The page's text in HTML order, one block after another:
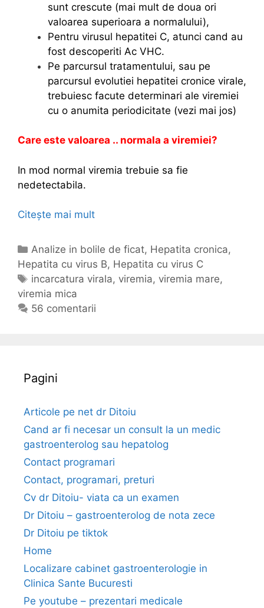
sunt crescute (mai mult de doua ori
valoarea superioara a normalului),
Pentru virusul hepatitei C, atunci cand au
fost descoperiti Ac VHC.
Pe parcursul tratamentului, sau pe
parcursul evolutiei hepatitei cronice virale,
trebuiesc facute determinari ale viremiei
cu o anumita periodicitate (vezi mai jos)
Care este valoarea .. normala a viremiei?
In mod normal viremia trebuie sa fie
nedetectabila.
Citește mai mult
r
e
m
a
t
t
e
f
o
r
u
C
a
t
e
g
Analize in bolile de ficat, Hepatita cronica,
Hepatita cu virus B, Hepatita cu virus C
E
t
i
e
incarcatura virala, viremia, viremia mare,
viremia mica
56 comentarii
Pagini
Articole pe net dr Ditoiu
Cand ar fi necesar un consult la un medic
gastroenterolog sau hepatolog
Contact programari
Contact, programari, preturi
Cv dr Ditoiu- viata ca un examen
Dr Ditoiu – gastroenterolog de nota zece
Dr Ditoiu pe tiktok
Home
Localizare cabinet gastroenterologie in
Clinica Sante Bucuresti
Pe youtube – prezentari medicale